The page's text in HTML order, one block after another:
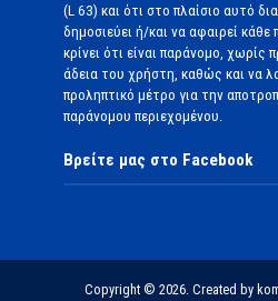
(L 63) και ότι στο πλαίσιο αυτό
δημοσιεύει ή/και να αφαιρεί κάθε
κρίνει ότι είναι παράνομο,
άδεια του χρήστη, καθώς και να
προληπτικό μέτρο για την
παράνομου περιεχομένου.
Βρείτε μας στο Facebook
Copyright © 2026. Created by